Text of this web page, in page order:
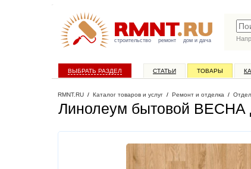
строительство ремонт дом и дача
ВЫБРАТЬ РАЗДЕЛ СТАТЬИ ТОВАРЫ
RMNT.RU / Каталог товаров и услуг / Ремонт и отделка /
Линолеум бытовой